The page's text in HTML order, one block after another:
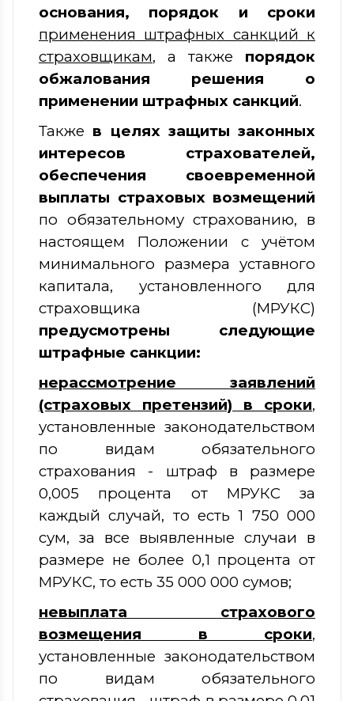
основания, порядок и сроки
применения штрафных санкций к
страховщикам, а также порядок
обжалования решения
о
применении штрафных санкций.
Также в целях защиты законных
интересов страхователей,
обеспечения своевременной
выплаты страховых возмещений
по обязательному страхованию, в
настоящем Положении с учётом
минимального размера уставного
капитала, установленного для
страховщика (МРУКС)
предусмотрены следующие
штрафные санкции:
нерассмотрение заявлений
(страховых претензий) в сроки,
установленные законодательством
по видам обязательного
страхования - штраф в размере
0,005 процента от МРУКС за
каждый случай, то есть 1 750 000
сум, за все выявленные случаи в
размере не более 0,1 процента от
МРУКС, то есть 35 000 000 сумов;
невыплата страхового
возмещения в сроки,
установленные законодательством
по видам обязательного